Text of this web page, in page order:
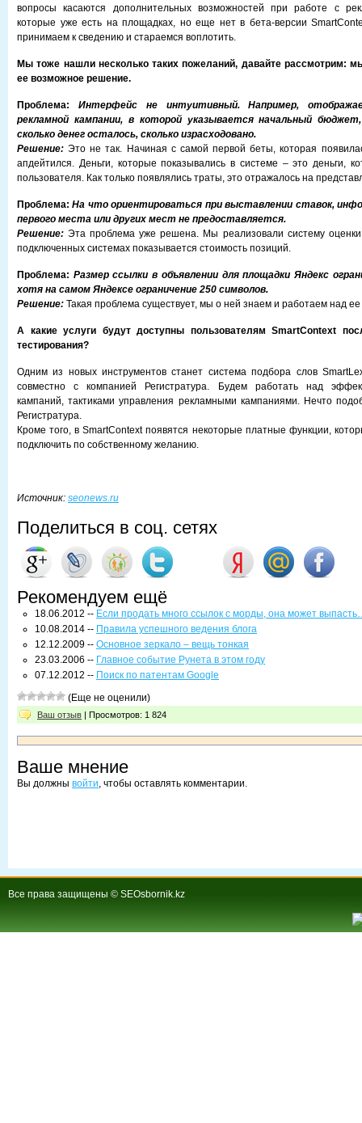
вопросы касаются дополнительных возможностей при работе с
которые уже есть на площадках, но еще нет в бета-версии
принимаем к сведению и стараемся воплотить.
Мы тоже нашли несколько таких пожеланий, давайте рассмотрим:
ее возможное решение.
Проблема: Интерфейс не интуитивный. Например,
рекламной кампании, в которой указывается начальный
сколько денег осталось, сколько израсходовано.
Решение:Это не так. Начиная с самой первой беты, которая
апдейтился. Деньги, которые показывались в системе – это деньги,
пользователя. Как только появлялись траты, это отражалось на
Проблема:На что ориентироваться при выставлении ставок,
первого места или других мест не предоставляется.
Решение:Эта проблема уже решена. Мы реализовали систему
подключенных системах показывается стоимость позиций.
Проблема: Размер ссылки в объявлении для площадки Яндекс
хотя на самом Яндексе ограничение 250 символов.
Решение: Такая проблема существует, мы о ней знаем и работаем над
А какие услуги будут доступны пользователям SmartContext
тестирования?
Одним из новых инструментов станет система подбора слов
совместно с компанией Регистратура. Будем работать над
кампаний, тактиками управления рекламными кампаниями. Нечто
Регистратура.
Кроме того, в SmartContext появятся некоторые платные функции,
подключить по собственному желанию.
Источник: seonews.ru
Поделиться в соц. сетях
Рекомендуем ещё
18.06.2012 -- Если продать много ссылок с морды, она может
10.08.2014 -- Правила успешного ведения блога
12.12.2009 -- Основное зеркало – вещь тонкая
23.03.2006 -- Главное событие Рунета в этом году
07.12.2012 -- Поиск по патентам Google
(Еще не оценили)
Ваш отзыв | Просмотров: 1 824
Ваше мнение
Вы должны войти, чтобы оставлять комментарии.
Все права защищены © SEOsbornik.kz